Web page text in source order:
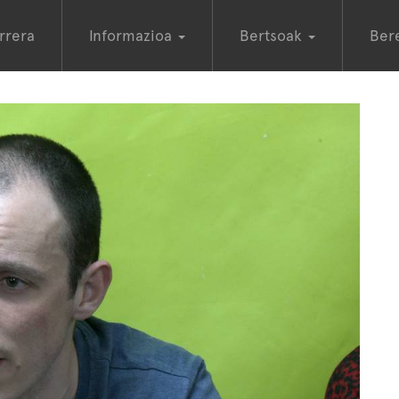
Informazioa Bertsoak